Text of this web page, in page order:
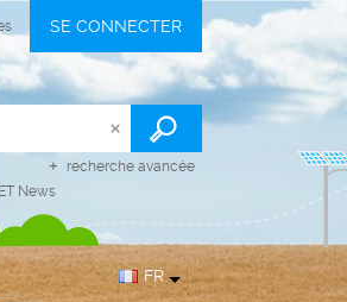
SE CONNECTER
recherche avancée
News
FR